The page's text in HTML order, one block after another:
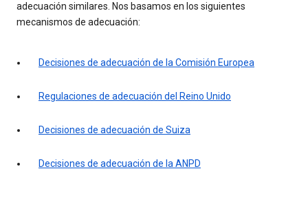
adecuación similares. Nos basamos en los siguientes
mecanismos de adecuación:
Decisiones de adecuación de la Comisión Europea
Regulaciones de adecuación del Reino Unido
Decisiones de adecuación de Suiza
Decisiones de adecuación de la ANPD